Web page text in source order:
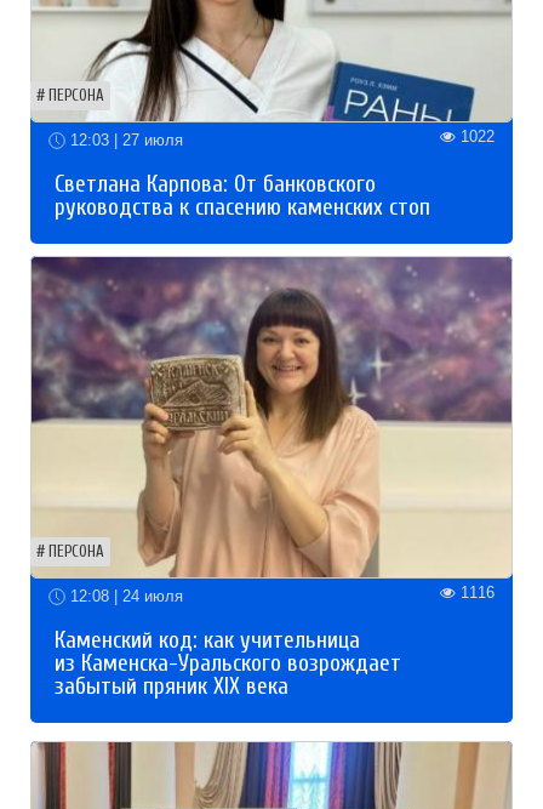
ПЕРСОНА
12:03 | 27 июля 1022
Светлана Карпова: От банковского
руководства к спасению каменских стоп
ПЕРСОНА
12:08 | 24 июля 1116
Каменский код: как учительница
из Каменска-Уральского возрождает
забытый пряник XIX века